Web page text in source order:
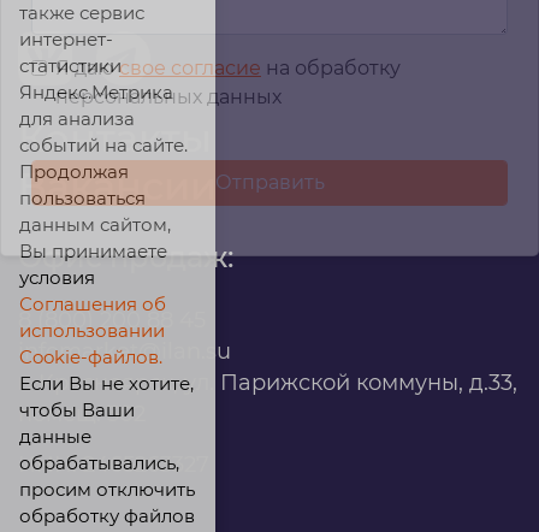
Контакты
Вакансии
Офис продаж:
infomarket@ilan.su
г. Красноярск, ул. Парижской коммуны, д.33,
помещ. 302
ИНН: 2465263327
Я даюсвое согласие на обработку
персональных данных
также сервис
интернет-
статистики
Яндекс.Метрика
для анализа
событий на сайте.
Продолжая
пользоваться
данным сайтом,
Вы принимаете
условия
Соглашения об
использовании
Cookie-файлов.
Если Вы не хотите,
чтобы Ваши
данные
обрабатывались,
просим отключить
обработку файлов